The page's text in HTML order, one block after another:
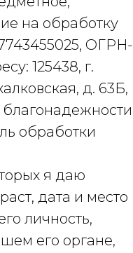
на обработку
ОГРН-
125438, г.
д. 63Б,
благонадежности
обработки
я даю
дата и место
личность,
его органе,